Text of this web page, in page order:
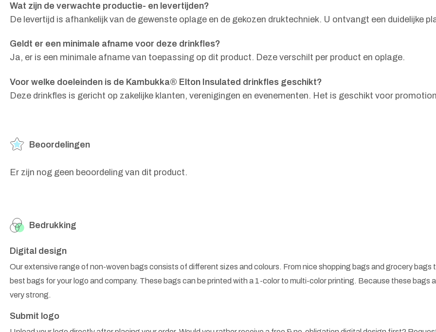
Wat zijn de verwachte productie- en levertijden?
De levertijd is afhankelijk van de gewenste oplage en de gekozen druktechniek. U ontvangt een duidelijke
Geldt er een minimale afname voor deze drinkfles?
Ja, er is een minimale afname van toepassing op dit product. Deze verschilt per product en oplage.
Voor welke doeleinden is de Kambukka® Elton Insulated drinkfles geschikt?
Deze drinkfles is gericht op zakelijke klanten, verenigingen en evenementen. Het is geschikt voor
Beoordelingen
Er zijn nog geen beoordeling van dit product.
Bedrukking
Digital design
Our extensive range of non-woven bags consists of different sizes and colours. From nice shopping bags and grocery
best bags for your logo and company. These bags can be printed with a 1-color to multi-color printing. Because these bags
very strong.
Submit logo